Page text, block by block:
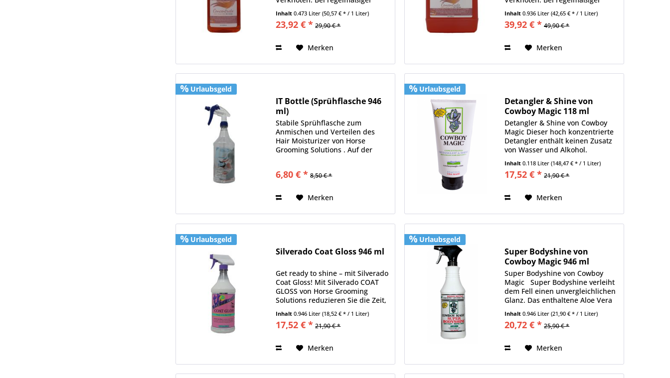
Moisturizer auch den natürlichen
Glanz des Fells und des
indem er...
Inhalt0.473 Liter(50,57 € * / 1 Liter)
23,92 € * 29,90 € *
Merken
Moisturizer auch den natürlichen
Glanz des Fells und des
indem er...
Inhalt0.936 Liter(42,65 € * / 1 Liter)
39,92 € * 49,90 € *
Merken
Urlaubsgeld
IT Bottle (Sprühflasche 946
ml)
Stabile Sprühflasche zum
Anmischen und Verteilen des
Hair Moisturizer von Horse
Grooming Solutions . Auf der
Mischverhältnis ablesen können.
als Ersatz...
6,80 € * 8,50 € *
Merken
Urlaubsgeld
Detangler & Shine von
Cowboy Magic 118 ml
Detangler & Shine von Cowboy
Magic Dieser hoch konzentrierte
Detangler enthält keinen Zusatz
von Wasser und Alkohol.
Verfilzungen in Mähne und
Schweif können schnell gelöst
werden. Ein erneutes Verfilzen
und...
Inhalt0.118 Liter(148,47 € * / 1 Liter)
17,52 € * 21,90 € *
Merken
Urlaubsgeld
Silverado Coat Gloss 946 ml
Get ready to shine – mit Silverado
Coat Gloss! Mit Silverado COAT
GLOSS von Horse Grooming
Solutions reduzieren Sie die Zeit,
benötigen, um die Hälfte und
verleihen sowohl Fell als auch
Inhalt0.946 Liter(18,52 € * / 1 Liter)
17,52 € * 21,90 € *
Merken
Urlaubsgeld
Super Bodyshine von
Cowboy Magic 946 ml
Super Bodyshine von Cowboy
Magic Super Bodyshine verleiht
dem Fell einen unvergleichlichen
Glanz. Das enthaltene Aloe Vera
Haut und Fell bei. Erneutes
Anhaften von Staub wird...
Inhalt0.946 Liter(21,90 € * / 1 Liter)
20,72 € * 25,90 € *
Merken